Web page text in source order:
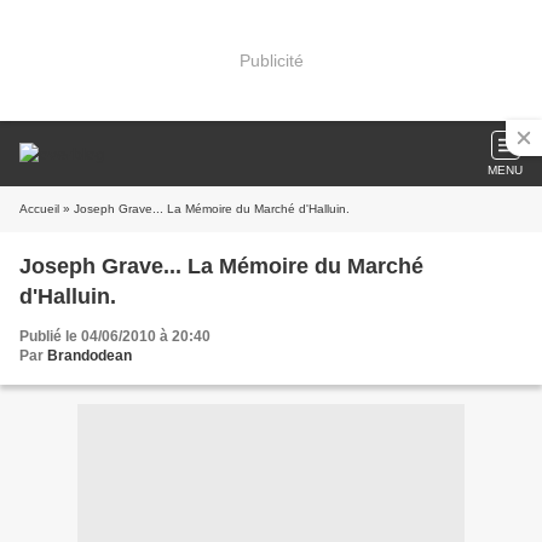
Publicité
MENU
Accueil » Joseph Grave... La Mémoire du Marché d'Halluin.
Joseph Grave... La Mémoire du Marché
d'Halluin.
Publié le 04/06/2010 à 20:40
Par Brandodean